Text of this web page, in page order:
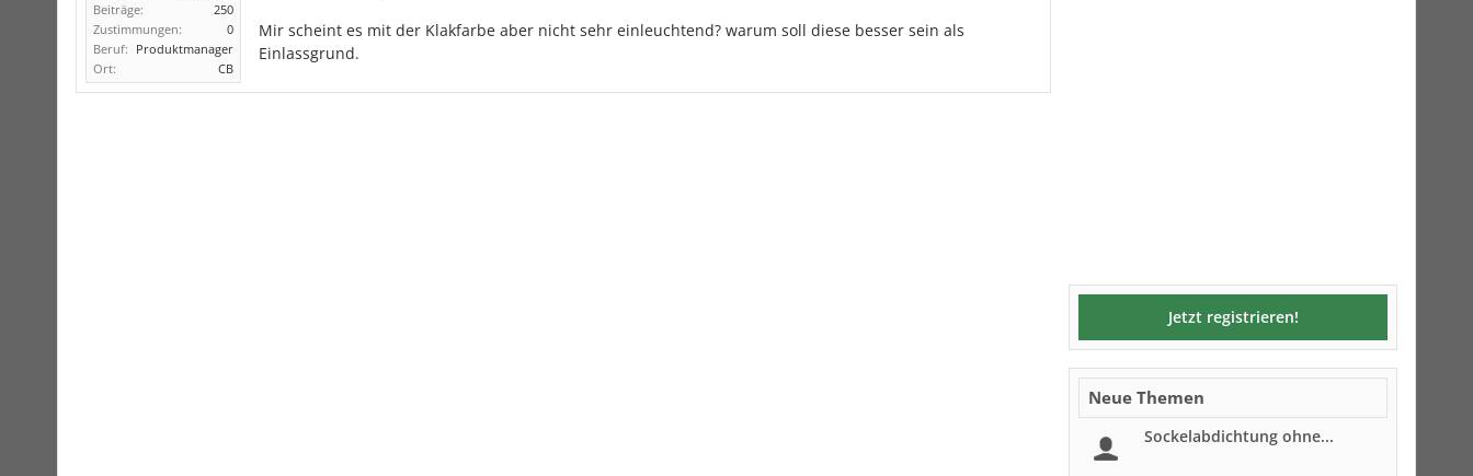
Beiträge:
250
Zustimmungen:
0
Beruf: Produktmanager
Ort:
CB
Mir scheint es mit der Klakfarbe aber nicht sehr einleuchtend? warum soll diese besser sein als
Einlassgrund.
Jetzt registrieren!
Neue Themen
Sockelabdichtung ohne...